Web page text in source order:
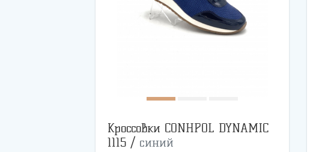
Кроссовки CONHPOL DYNAMIC
1115 / синий